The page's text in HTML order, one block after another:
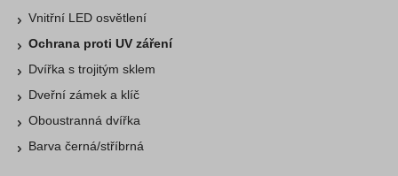
Vnitřní LED osvětlení
Ochrana proti UV záření
Dvířka s trojitým sklem
Dveřní zámek a klíč
Oboustranná dvířka
Barva černá/stříbrná